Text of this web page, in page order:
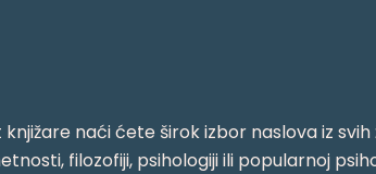
naći ćete širok izbor naslova iz
filozofiji, psihologiji ili popularnoj